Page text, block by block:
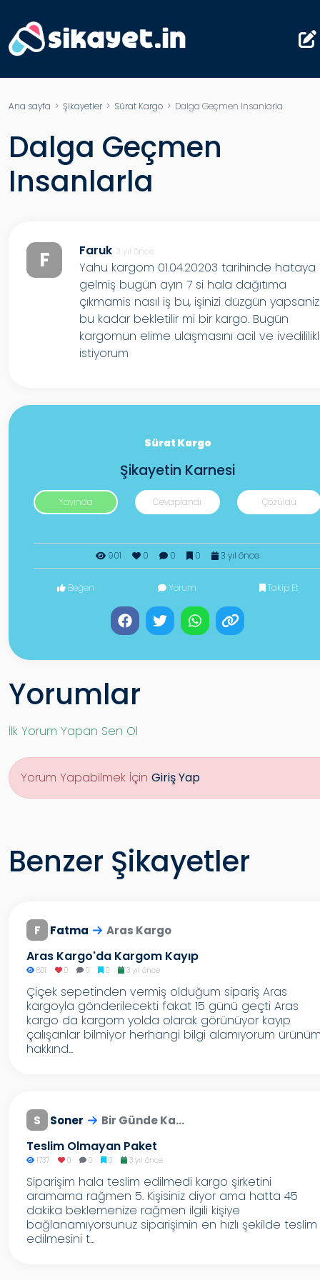
Ana sayfa > Şikayetler> Sürat Kargo > Dalga Geçmen Insanlarla
Dalga Geçmen
Insanlarla
F Faruk 3 yıl önce
Yahu kargom 01.04.20203 tarihinde hataya
gelmiş bugün ayın 7 si hala dağıtıma
çıkmamis nasıl iş bu, işinizi düzgün
bu kadar bekletilir mi bir kargo. Bugün
kargomun elime ulaşmasını acil ve
istiyorum
Sürat Kargo
Şikayetin Karnesi
Yayında Cevaplandı Çözüldü
901 0 0 0 3 yıl önce
Beğen Yorum Takip Et
Yorumlar
İlk Yorum Yapan Sen Ol
Yorum Yapabilmek İçin Giriş Yap
Benzer Şikayetler
F Fatma Aras Kargo
Aras Kargo'da Kargom Kayıp
801 0 0 0 3 yıl önce
Çiçek sepetinden vermiş olduğum sipariş Aras
kargoyla gönderilecekti fakat 15 günü geçti Aras
kargo da kargom yolda olarak görünüyor kayıp
çalışanlar bilmiyor herhangi bilgi alamıyorum
hakkınd...
S Soner Bir Günde Ka...
Teslim Olmayan Paket
1737 0 0 0 3 yıl önce
Siparişim hala teslim edilmedi kargo şirketini
aramama rağmen 5. Kişisiniz diyor ama hatta 45
dakika beklemenize rağmen ilgili kişiye
bağlanamıyorsunuz siparişimin en hızlı şekilde teslim
edilmesini t...